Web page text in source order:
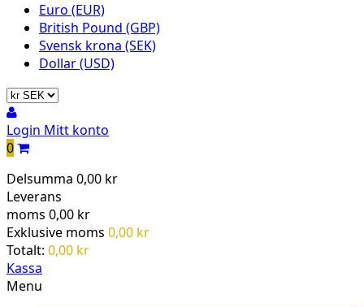
Euro (EUR)
British Pound (GBP)
Svensk krona (SEK)
Dollar (USD)
Login Mitt konto
0
Delsumma 0,00 kr
Leverans
moms 0,00 kr
Exklusive moms 0,00 kr
Totalt: 0,00 kr
Kassa
Menu